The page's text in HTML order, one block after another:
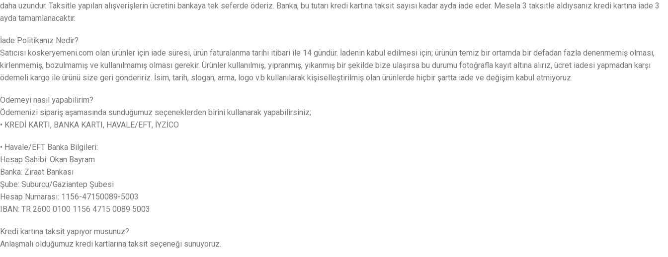
daha uzundur. Taksitle yapılan alışverişlerin ücretini bankaya tek seferde öderiz. Banka, bu tutarı kredi kartına taksit sayısı kadar ayda iade eder. Mesela 3 taksitle aldıysanız kredi kartına iade 3
ayda tamamlanacaktır.
İade Politikanız Nedir?
Satıcısı koskeryemeni.com olan ürünler için iade süresi, ürün faturalanma tarihi itibari ile 14 gündür. İadenin kabul edilmesi için; ürünün temiz bir ortamda bir defadan fazla denenmemiş olması,
kirlenmemiş, bozulmamış ve kullanılmamış olması gerekir. Ürünler kullanılmış, yıpranmış, yıkanmış bir şekilde bize ulaşırsa bu durumu fotoğrafla kayıt altına alırız, ücret iadesi yapmadan karşı
ödemeli kargo ile ürünü size geri göndeririz. İsim, tarih, slogan, arma, logo v.b kullanılarak kişiselleştirilmiş olan ürünlerde hiçbir şartta iade ve değişim kabul etmiyoruz.
Ödemeyi nasıl yapabilirim?
Ödemenizi sipariş aşamasında sunduğumuz seçeneklerden birini kullanarak yapabilirsiniz;
• KREDİ KARTI, BANKA KARTI, HAVALE/EFT, İYZİCO
• Havale/EFT Banka Bilgileri:
Hesap Sahibi: Okan Bayram
Banka: Ziraat Bankası
Şube: Suburcu/Gaziantep Şubesi
Hesap Numarası: 1156-47150089-5003
IBAN: TR 2600 0100 1156 4715 0089 5003
Kredi kartına taksit yapıyor musunuz?
Anlaşmalı olduğumuz kredi kartlarına taksit seçeneği sunuyoruz.